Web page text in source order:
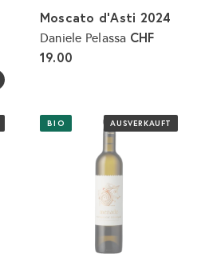
Moscato d'Asti 2024
Daniele Pelassa CHF
19.00
AUSVERKAUFT
BIO